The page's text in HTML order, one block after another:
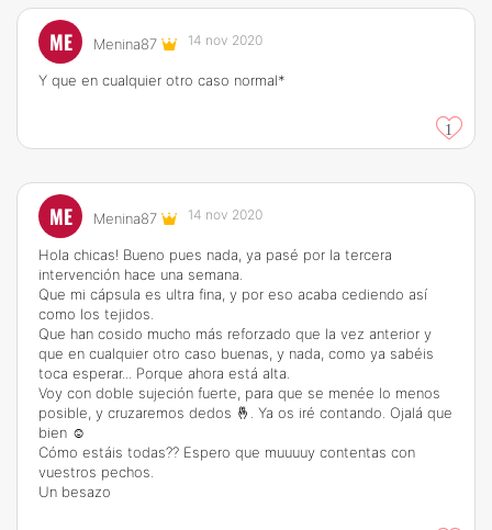
ME Menina87 14 nov 2020
Y que en cualquier otro caso normal*
1
ME Menina87 14 nov 2020
Hola chicas! Bueno pues nada, ya pasé por la tercera
intervención hace una semana.
Que mi cápsula es ultra fina, y por eso acaba cediendo así
como los tejidos.
Que han cosido mucho más reforzado que la vez anterior y
que en cualquier otro caso buenas, y nada, como ya sabéis
toca esperar... Porque ahora está alta.
Voy con doble sujeción fuerte, para que se menée lo menos
posible, y cruzaremos dedos 🤞. Ya os iré contando. Ojalá que
bien ☺️
Cómo estáis todas?? Espero que muuuuy contentas con
vuestros pechos.
Un besazo